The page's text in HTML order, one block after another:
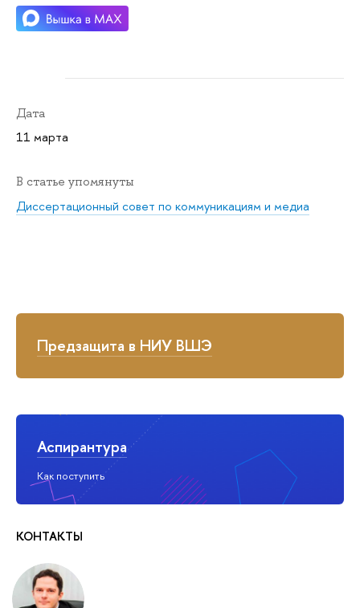
Предзащита в НИУ ВШЭ
Аспирантура
Как поступить
КОНТАКТЫ
Дата
11 марта
В статье упомянуты
Диссертационный совет по коммуникациям и медиа